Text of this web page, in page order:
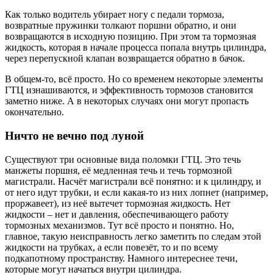
Как только водитель убирает ногу с педали тормоза,
возвратные пружинки толкают поршни обратно, и они
возвращаются в исходную позицию. При этом та тормозная
жидкость, которая в начале процесса попала внутрь цилиндра,
через перепускной клапан возвращается обратно в бачок.
В общем-то, всё просто. Но со временем некоторые элементы
ГТЦ изнашиваются, и эффективность тормозов становится
заметно ниже. А в некоторых случаях они могут пропасть
окончательно.
Ничто не вечно под луной
Существуют три основные вида поломки ГТЦ. Это течь
манжеты поршня, её медленная течь и течь тормозной
магистрали. Насчёт магистрали всё понятно: и к цилиндру, и
от него идут трубки, и если какая-то из них лопнет (например,
проржавеет), из неё вытечет тормозная жидкость. Нет
жидкости – нет и давления, обеспечивающего работу
тормозных механизмов. Тут всё просто и понятно. Но,
главное, такую неисправность легко заметить по следам этой
жидкости на трубках, а если повезёт, то и по всему
подкапотному пространству. Намного интереснее течи,
которые могут начаться внутри цилиндра.